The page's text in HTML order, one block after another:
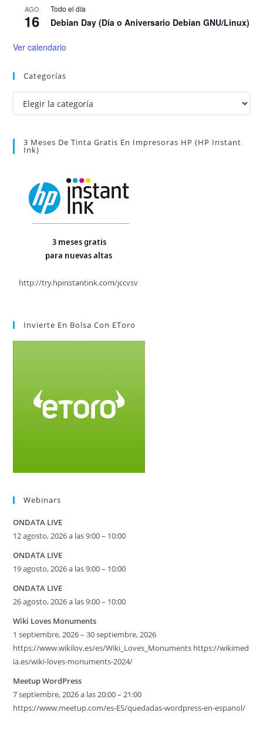
AGO
16
Todo el día
Debian Day (Día o Aniversario Debian GNU/Linux)
Ver calendario
Categorías
Categorías
3 Meses De Tinta Gratis En Impresoras HP (HP Instant
Ink)
Invierte En Bolsa Con EToro
Webinars
ONDATA LIVE
12 agosto, 2026 a las 9:00 – 10:00
ONDATA LIVE
19 agosto, 2026 a las 9:00 – 10:00
ONDATA LIVE
26 agosto, 2026 a las 9:00 – 10:00
Wiki Loves Monuments
1 septiembre, 2026 – 30 septiembre, 2026
https://www.wikilov.es/es/Wiki_Loves_Monuments https://wikimed
ia.es/wiki-loves-monuments-2024/
Meetup WordPress
7 septiembre, 2026 a las 20:00 – 21:00
https://www.meetup.com/es-ES/quedadas-wordpress-en-espanol/